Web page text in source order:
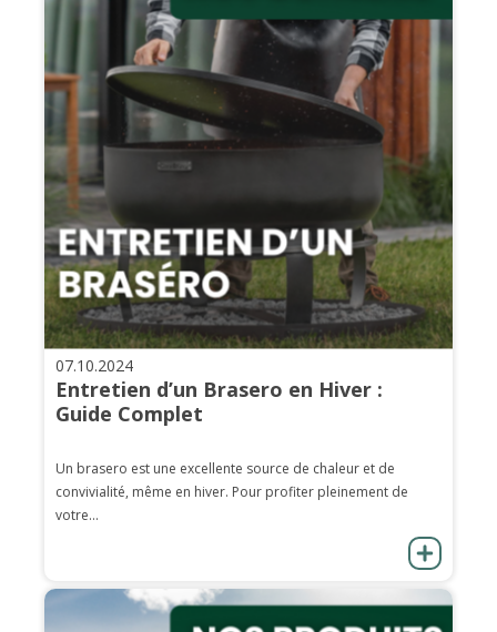
07.10.2024
Entretien d’un Brasero en Hiver :
Guide Complet
Un brasero est une excellente source de chaleur et de
convivialité, même en hiver. Pour profiter pleinement de
votre...